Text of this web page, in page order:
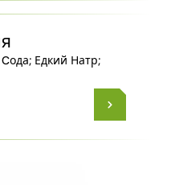
Cода; Едкий Натр;